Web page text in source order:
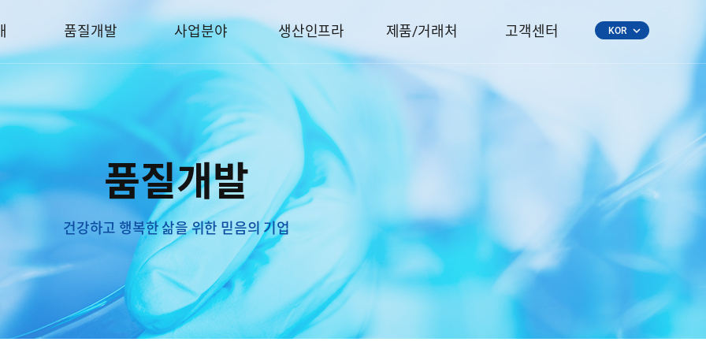
품질개발 사업분야 생산인프라 제품/거래처 고객센터 KOR keyboard_arrow_down
품질개발
건강하고 행복한 삶을 위한 믿음의 기업